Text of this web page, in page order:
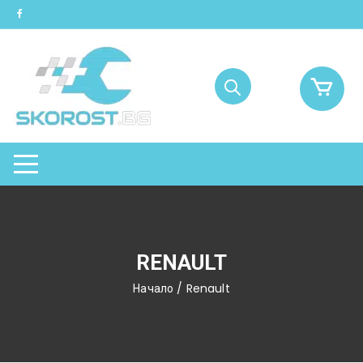
Skip
to
RENAULT
Начало / Renault